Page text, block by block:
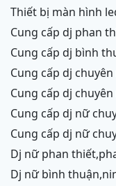
thiết bị màn hình
cung cấp dj phan
cung cấp dj bình
cung cấp dj chuyên nghiệp phan thiết,phang rang,ninh
chữ,vĩnh hy
cung cấp dj
cung cấp dj nữ
cung cấp dj nữ
dj nữ phan
dj nữ bình